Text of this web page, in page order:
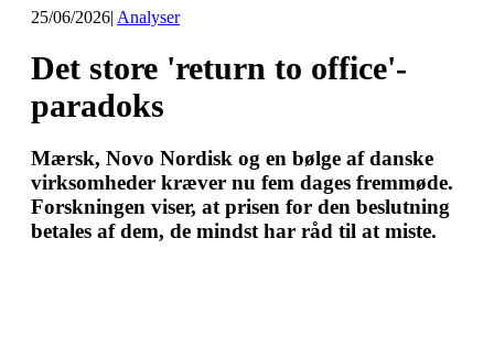
25/06/2026| Analyser
Det store 'return to office'-
paradoks
Mærsk, Novo Nordisk og en bølge af danske
virksomheder kræver nu fem dages fremmøde.
Forskningen viser, at prisen for den beslutning
betales af dem, de mindst har råd til at miste.